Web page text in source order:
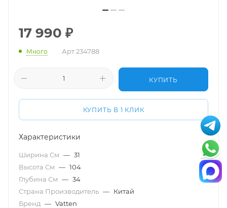
17 990 ₽
Много Арт234788
КУПИТЬ
КУПИТЬ В 1 КЛИК
Характеристики
Ширина См — 31
Высота См — 104
Глубина См — 34
Страна Производитель — Китай
Бренд — Vatten